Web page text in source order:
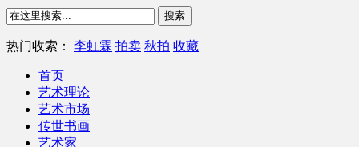
热门收索： 李虹霖 拍卖 秋拍 收藏
首页
艺术理论
艺术市场
传世书画
艺术家